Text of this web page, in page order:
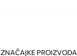
ZNAČAJKE PROIZVODA